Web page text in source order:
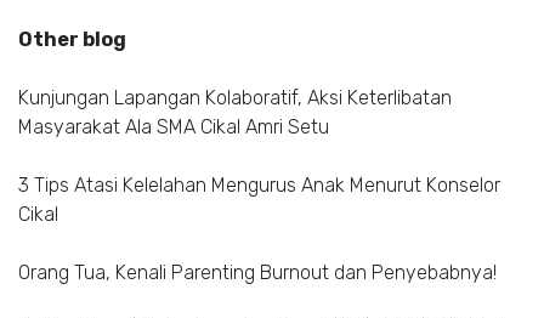
Other blog
Kunjungan Lapangan Kolaboratif, Aksi Keterlibatan
Masyarakat Ala SMA Cikal Amri Setu
3 Tips Atasi Kelelahan Mengurus Anak Menurut Konselor
Cikal
Orang Tua, Kenali Parenting Burnout dan Penyebabnya!